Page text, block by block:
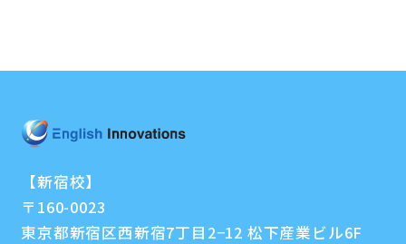
【新宿校】
〒160-0023
東京都新宿区西新宿7丁目2−12 松下産業ビル6F